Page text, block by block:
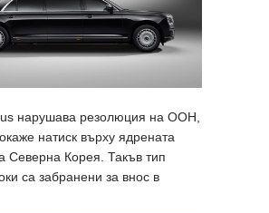
нарушава резолюция на ООН,
натиск върху ядрената
Северна Корея. Такъв тип
са забранени за внос в